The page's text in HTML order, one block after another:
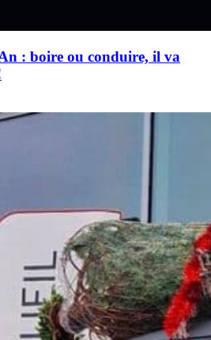
: boire ou conduire, il va